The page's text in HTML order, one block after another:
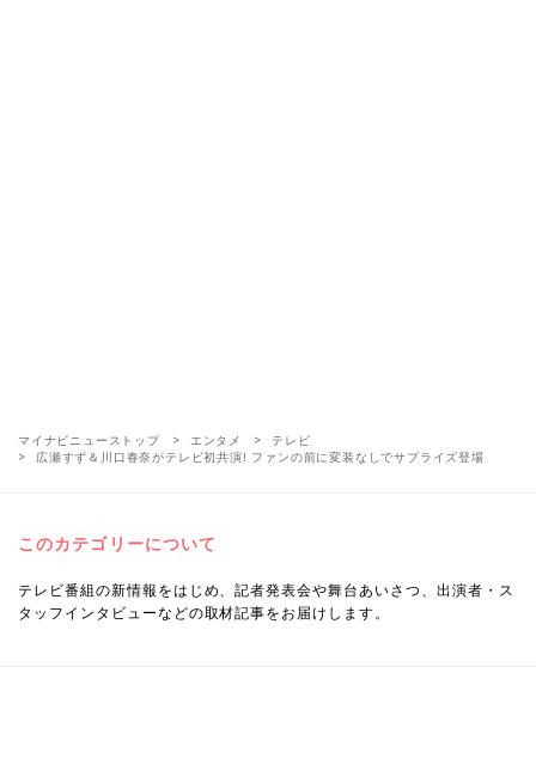
マイナビニューストップ エンタメ
テレビ
広瀬すず＆川口春奈がテレビ初共演! ファンの前に変装なしでサプライズ登場
このカテゴリーについて
テレビ番組の新情報をはじめ、記者発表会や舞台あいさつ、出演者・ス
タッフインタビューなどの取材記事をお届けします。